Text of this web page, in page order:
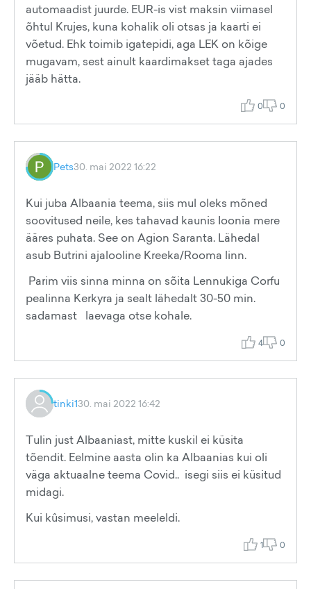
automaadist juurde. EUR-is vist maksin viimasel
õhtul Krujes, kuna kohalik oli otsas ja kaarti ei
võetud. Ehk toimib igatepidi, aga LEK on kõige
mugavam, sest ainult kaardimakset taga ajades
jääb hätta.
0 0
Pets30. mai 2022 16:22
Kui juba Albaania teema, siis mul oleks mõned
soovitused neile, kes tahavad kaunis Ioonia mere
ääres puhata. See on Agion Saranta. Lähedal
asub Butrini ajalooline Kreeka/Rooma linn.
Parim viis sinna minna on sõita Lennukiga Corfu
pealinna Kerkyra ja sealt lähedalt 30-50 min.
sadamast laevaga otse kohale.
4 0
tinki130. mai 2022 16:42
Tulin just Albaaniast, mitte kuskil ei küsita
tõendit. Eelmine aasta olin ka Albaanias kui oli
väga aktuaalne teema Covid.. isegi siis ei küsitud
midagi.
Kui kûsimusi, vastan meeleldi.
1 0